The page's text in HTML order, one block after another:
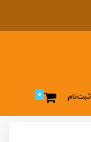
ثبت‌نام 0